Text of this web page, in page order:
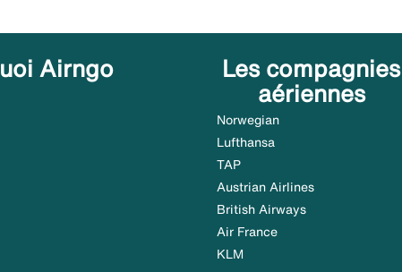
Airngo
Les compagnies
aériennes
Norwegian
Lufthansa
TAP
Austrian Airlines
British Airways
Air France
KLM